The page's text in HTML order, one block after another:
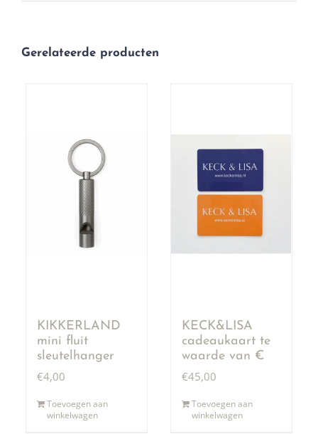
Gerelateerde producten
KIKKERLAND
mini fluit
sleutelhanger
€4,00
Toevoegen aan
winkelwagen
KECK&LISA
cadeaukaart te
waarde van €
50,00
€45,00
Toevoegen aan
winkelwagen